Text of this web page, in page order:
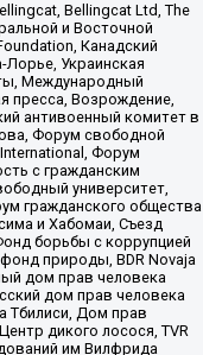
Bellingcat Ltd, The
и Восточной
Канадский
Лорье, Украинская
Международный
пресса, Возрождение,
антивоенный комитет в
Форум свободной
Форум
с гражданским
университет,
гражданского общества
и Хабомаи, Съезд
борьбы с коррупцией
природы, BDR Novaja
дом прав человека
дом прав человека
Тбилиси, Дом прав
дикого лосося, TVR
им Вилфрида